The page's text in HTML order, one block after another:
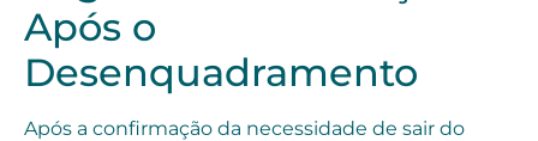
Após o
Desenquadramento
Após a confirmação da necessidade de sair do